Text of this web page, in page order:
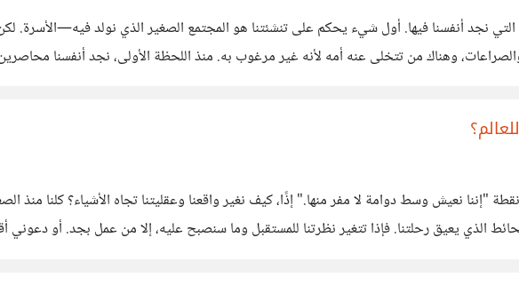
نجد أنفسنا فيها. أول شيء يحكم على تنشئتنا هو المجتمع الصغير الذي نولد فيه—الأسرة.
وهناك من تتخلى عنه أمه لأنه غير مرغوب به. منذ اللحظة الأولى، نجد أنفسنا
"إننا نعيش وسط دوامة لا مفر منها." إذًا، كيف نغير واقعنا وعقليتنا تجاه الأشياء؟ كلنا
الذي يعيق رحلتنا. فإذا تتغير نظرتنا للمستقبل وما سنصبح عليه، إلا من عمل بجد. أو